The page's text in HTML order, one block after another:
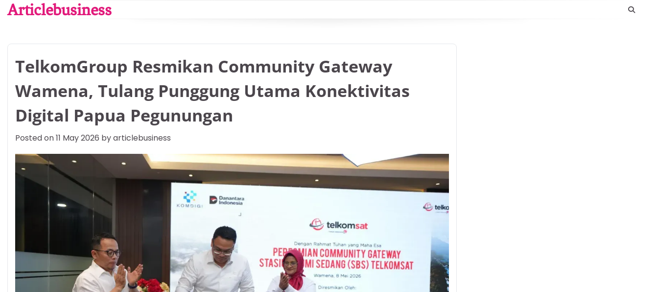
Skip
toArticlebusiness
TelkomGroup Resmikan Community Gateway
Wamena, Tulang Punggung Utama Konektivitas
Digital Papua Pegunungan
Posted on11 May 2026 byarticlebusiness